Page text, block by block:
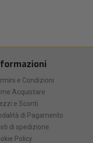
e Condizioni
Acquistare
e Sconti
di Pagamento
di spedizione
Policy